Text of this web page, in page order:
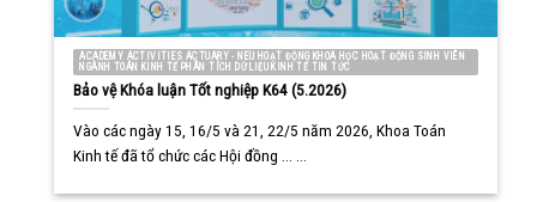
ACADEMY ACTIVITIES ACTUARY - NEU HOẠT ĐỘNG KHOA HỌC HOẠT ĐỘNG SINH VIÊN
NGÀNH TOÁN KINH TẾ PHÂN TÍCH DỮ LIỆU KINH TẾ TIN TỨC
Bảo vệ Khóa luận Tốt nghiệp K64 (5.2026)
Vào các ngày 15, 16/5 và 21, 22/5 năm 2026, Khoa Toán
Kinh tế đã tổ chức các Hội đồng ... ...